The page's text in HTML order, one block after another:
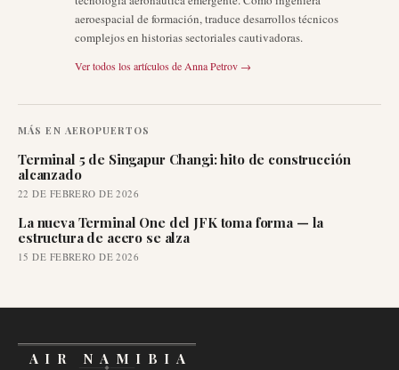
aeroespacial de formación, traduce desarrollos técnicos
complejos en historias sectoriales cautivadoras.
Ver todos los artículos de Anna Petrov →
MÁS EN AEROPUERTOS
Terminal 5 de Singapur Changi: hito de construcción
alcanzado
22 DE FEBRERO DE 2026
La nueva Terminal One del JFK toma forma — la
estructura de acero se alza
15 DE FEBRERO DE 2026
AIR NAMIBIA